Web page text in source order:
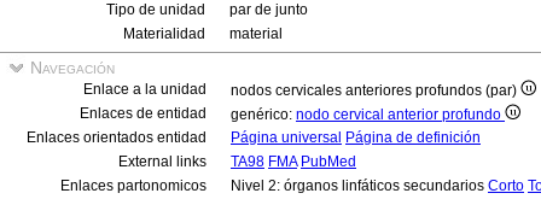
Tipo de unidad
par de junto
Materialidad
material
Navegación
Enlace a la unidad
nodos cervicales anteriores profundos (par)
Enlaces de entidad
genérico: nodo cervical anterior profundo
Enlaces orientados entidad
Página universal Página de definición
External links
TA98 FMA PubMed
Enlaces partonomicos
Nivel 2: órganos linfáticos secundarios Corto